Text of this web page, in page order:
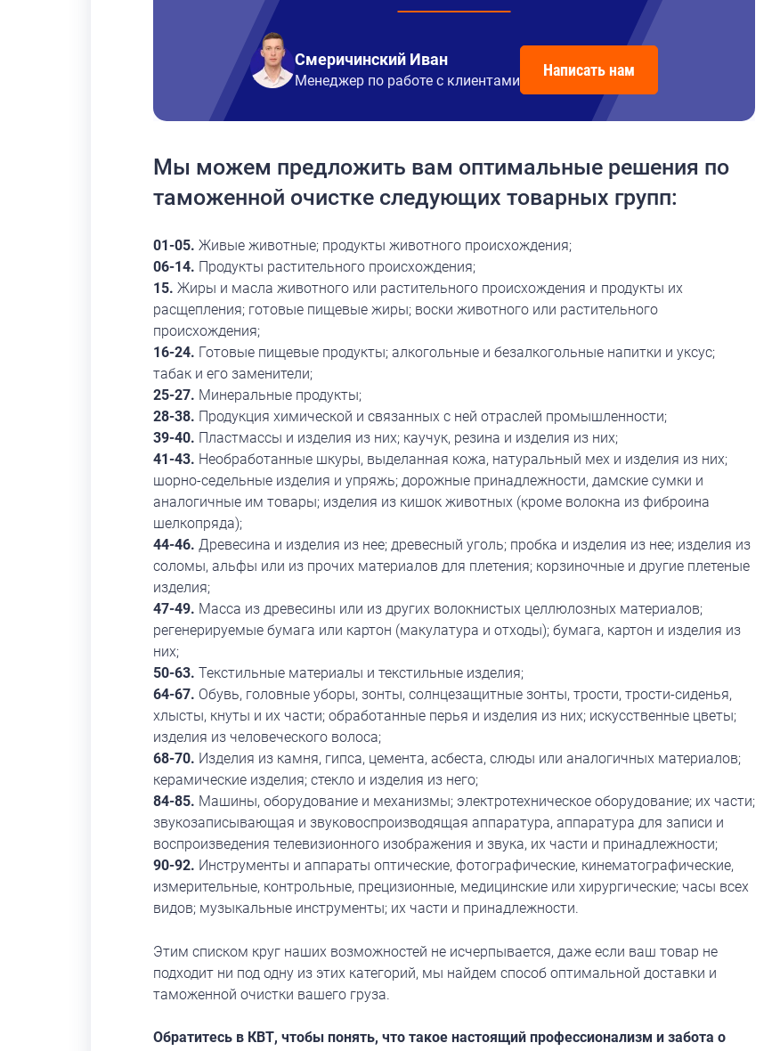
Смеричинский Иван
Менеджер по работе с клиентами
Написать нам
Мы можем предложить вам оптимальные решения по
таможенной очистке следующих товарных групп:
01-05. Живые животные; продукты животного происхождения;
06-14. Продукты растительного происхождения;
15. Жиры и масла животного или растительного происхождения и продукты их
расщепления; готовые пищевые жиры; воски животного или растительного
происхождения;
16-24. Готовые пищевые продукты; алкогольные и безалкогольные напитки и уксус;
табак и его заменители;
25-27. Минеральные продукты;
28-38. Продукция химической и связанных с ней отраслей промышленности;
39-40. Пластмассы и изделия из них; каучук, резина и изделия из них;
41-43. Необработанные шкуры, выделанная кожа, натуральный мех и изделия из них;
шорно-седельные изделия и упряжь; дорожные принадлежности, дамские сумки и
аналогичные им товары; изделия из кишок животных (кроме волокна из фиброина
шелкопряда);
44-46. Древесина и изделия из нее; древесный уголь; пробка и изделия из нее; изделия из
соломы, альфы или из прочих материалов для плетения; корзиночные и другие плетеные
изделия;
47-49. Масса из древесины или из других волокнистых целлюлозных материалов;
регенерируемые бумага или картон (макулатура и отходы); бумага, картон и изделия из
них;
50-63. Текстильные материалы и текстильные изделия;
64-67. Обувь, головные уборы, зонты, солнцезащитные зонты, трости, трости-сиденья,
хлысты, кнуты и их части; обработанные перья и изделия из них; искусственные цветы;
изделия из человеческого волоса;
68-70. Изделия из камня, гипса, цемента, асбеста, слюды или аналогичных материалов;
керамические изделия; стекло и изделия из него;
84-85. Машины, оборудование и механизмы; электротехническое оборудование; их части;
звукозаписывающая и звуковоспроизводящая аппаратура, аппаратура для записи и
воспроизведения телевизионного изображения и звука, их части и принадлежности;
90-92. Инструменты и аппараты оптические, фотографические, кинематографические,
измерительные, контрольные, прецизионные, медицинские или хирургические; часы всех
видов; музыкальные инструменты; их части и принадлежности.
Этим списком круг наших возможностей не исчерпывается, даже если ваш товар не
подходит ни под одну из этих категорий, мы найдем способ оптимальной доставки и
таможенной очистки вашего груза.
Обратитесь в КВТ, чтобы понять, что такое настоящий профессионализм и забота о